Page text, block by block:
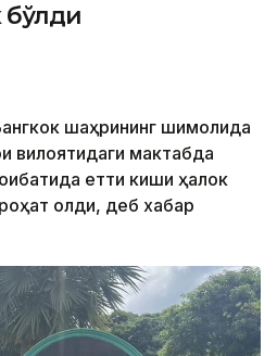
бўлди
шаҳрининг шимолида
вилоятидаги мактабда
етти киши ҳалок
олди, деб хабар